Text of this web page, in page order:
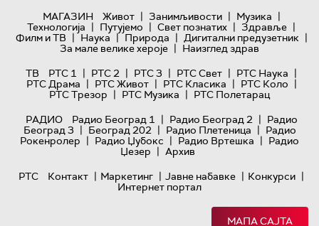
МАГАЗИН
Живот | Занимљивости | Музика |
Технологијa | Путујемо | Свет познатих | Здравље |
Филм и ТВ | Наука | Природа | Дигитални предузетник |
За мале велике хероје | Наизглед здрав
ТВ
РТС 1 | РТС 2 | РТС 3 | РТС Свет | РТС Наука |
РТС Драма | РТС Живот | РТС Класика | РТС Коло |
РТС Трезор | РТС Музика | РТС Полетарац
РАДИО
Радио Београд 1 | Радио Београд 2 | Радио
Београд 3 | Београд 202 | Радио Плетеница | Радио
Рокенролер | Радио Џубокс | Радио Вртешка | Радио
Џезер | Архив
РТС
Контакт | Маркетинг | Јавне набавке | Конкурси |
Интернет портал
МАПА САЈТА